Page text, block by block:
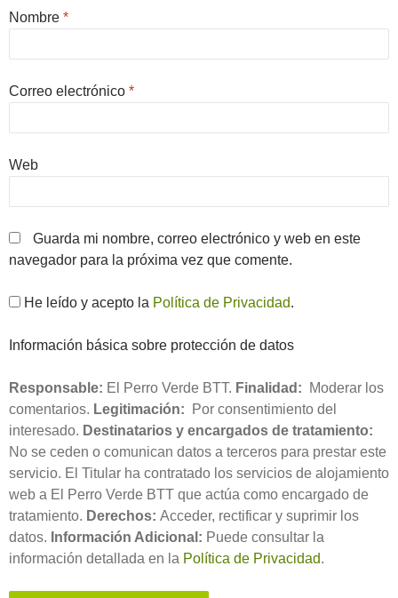
Nombre *
Correo electrónico *
Web
Guarda mi nombre, correo electrónico y web en este
navegador para la próxima vez que comente.
He leído y acepto la Política de Privacidad.
Información básica sobre protección de datos
Responsable: El Perro Verde BTT. Finalidad: Moderar los
comentarios. Legitimación: Por consentimiento del
interesado. Destinatarios y encargados de tratamiento:
No se ceden o comunican datos a terceros para prestar este
servicio. El Titular ha contratado los servicios de alojamiento
web a El Perro Verde BTT que actúa como encargado de
tratamiento. Derechos: Acceder, rectificar y suprimir los
datos. Información Adicional: Puede consultar la
información detallada en la Política de Privacidad.